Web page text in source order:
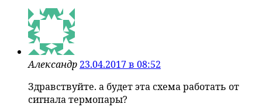
Александр 23.04.2017 в 08:52
Здравствуйте. а будет эта схема работать от
сигнала термопары?